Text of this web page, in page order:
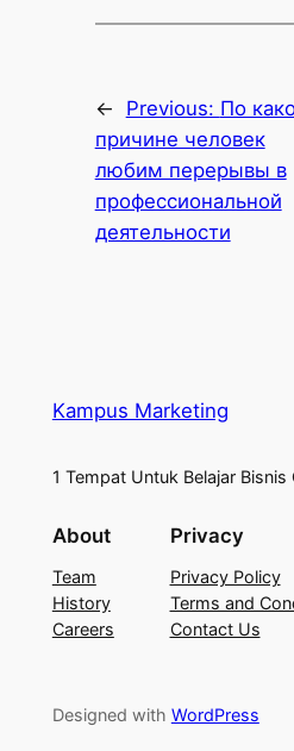
← Previous: По
причине человек
любим перерывы в
профессиональной
деятельности
Kampus Marketing
1 Tempat Untuk Belajar Bisnis
About
Team
History
Careers
Privacy
Privacy Policy
Terms and
Contact Us
Designed with WordPress